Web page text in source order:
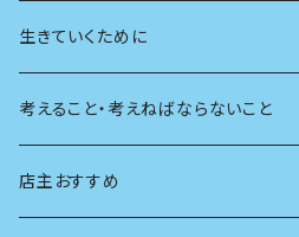
植物
天体
生物
生きていくために
考えること・考えねばならないこと
創元社 シリーズ「あいだで考える」
店主おすすめ